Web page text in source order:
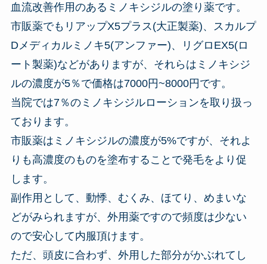
血流改善作用のあるミノキシジルの塗り薬です。
市販薬でもリアップX5プラス(大正製薬)、スカルプ
Dメディカルミノキ5(アンファー)、リグロEX5(ロ
ート製薬)などがありますが、それらはミノキシジ
ルの濃度が5％で価格は7000円~8000円です。
当院では7％のミノキシジルローションを取り扱っ
ております。
市販薬はミノキシジルの濃度が5%ですが、それよ
りも高濃度のものを塗布することで発毛をより促
します。
副作用として、動悸、むくみ、ほてり、めまいな
どがみられますが、外用薬ですので頻度は少ない
ので安心して内服頂けます。
ただ、頭皮に合わず、外用した部分がかぶれてし